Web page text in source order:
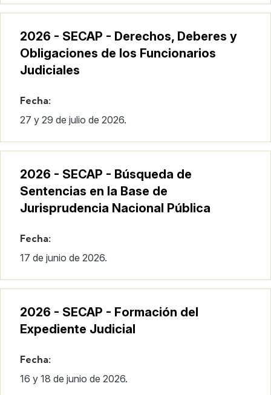
2026 - SECAP - Derechos, Deberes y
Obligaciones de los Funcionarios
Judiciales
Fecha:
27 y 29 de julio de 2026.
2026 - SECAP - Búsqueda de
Sentencias en la Base de
Jurisprudencia Nacional Pública
Fecha:
17 de junio de 2026.
2026 - SECAP - Formación del
Expediente Judicial
Fecha:
16 y 18 de junio de 2026.